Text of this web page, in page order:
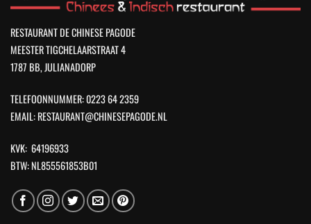
RESTAURANT DE CHINESE PAGODE
MEESTER TIGCHELAARSTRAAT 4
1787 BB, JULIANADORP
TELEFOONNUMMER: 0223 64 2359
EMAIL: RESTAURANT@CHINESEPAGODE.NL
KVK: 64196933
BTW: NL855561853B01